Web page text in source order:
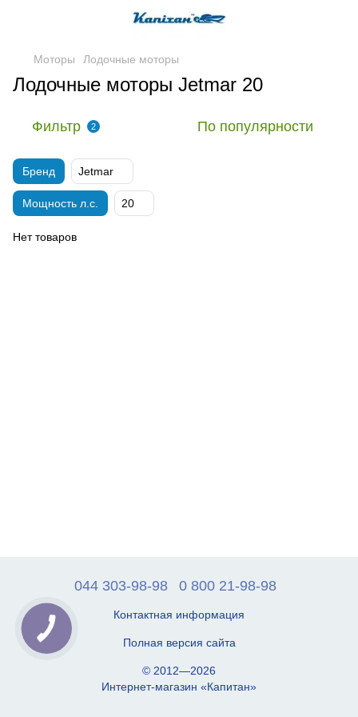
Моторы Лодочные моторы
Лодочные моторы Jetmar 20
Фильтр 2 По популярности
Бренд Jetmar
Мощность л.с. 20
Нет товаров
044 303-98-98 0 800 21-98-98
Контактная информация
Полная версия сайта
© 2012—2026
Интернет-магазин «Капитан»